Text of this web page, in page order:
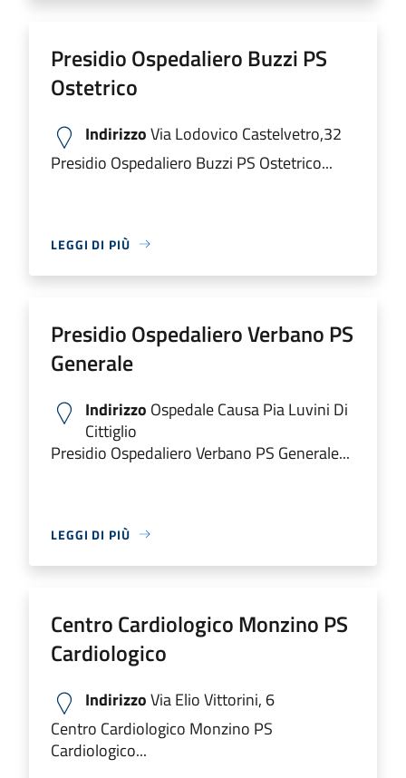
Presidio Ospedaliero Buzzi PS
Ostetrico
IndirizzoVia Lodovico Castelvetro,32
Presidio Ospedaliero Buzzi PS Ostetrico...
LEGGI DI PIÙ
Presidio Ospedaliero Verbano PS
Generale
Indirizzo Ospedale Causa Pia Luvini Di
Cittiglio
Presidio Ospedaliero Verbano PS Generale...
LEGGI DI PIÙ
Centro Cardiologico Monzino PS
Cardiologico
IndirizzoVia Elio Vittorini, 6
Centro Cardiologico Monzino PS
Cardiologico...